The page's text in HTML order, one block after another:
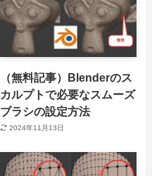
（無料記事）Blenderのス
カルプトで必要なスムーズ
ブラシの設定方法
2024年11月13日